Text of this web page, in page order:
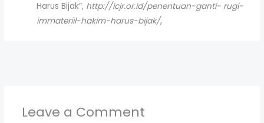
Harus Bijak”, http://icjr.or.id/penentuan-ganti- rugi-
immateriil-hakim-harus-bijak/,
Leave a Comment